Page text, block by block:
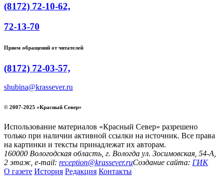
(8172) 72-10-62,
72-13-70
Прием обращений от читателей
(8172) 72-03-57,
shubina@krassever.ru
© 2007-2025 «Красный Север»
Использование материалов «Красный Север» разрешено
только при наличии активной ссылки на источник. Все права
на картинки и тексты принадлежат их авторам.
160000 Вологодская область, г. Вологда ул. Зосимовская, 54-А,
2 этаж, e-mail: reception@krassever.ruСоздание сайта: ГИК
О газете История Редакция Контакты